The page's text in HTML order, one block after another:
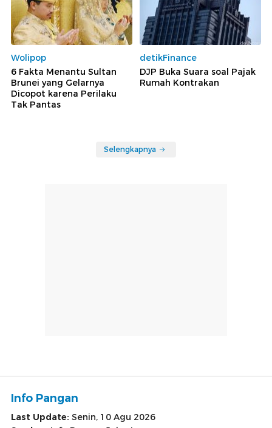
Wolipop
6 Fakta Menantu Sultan
Brunei yang Gelarnya
Dicopot karena Perilaku
Tak Pantas
detikFinance
DJP Buka Suara soal Pajak
Rumah Kontrakan
Selengkapnya
Info Pangan
Last Update: Senin, 10 Agu 2026